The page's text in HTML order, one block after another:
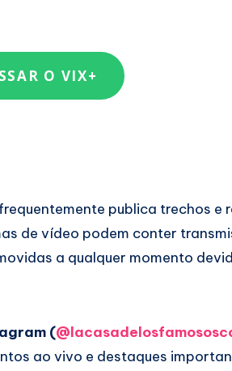
O VIX+
frequentemente publica trechos e
de vídeo podem conter
a qualquer momento
(
ao vivo e destaques